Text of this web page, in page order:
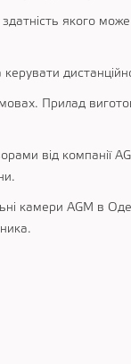
якого
Прилад
від компанії
камери AGM в